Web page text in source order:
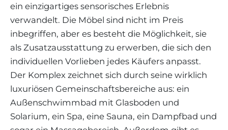
ein einzigartiges sensorisches Erlebnis
verwandelt. Die Möbel sind nicht im Preis
inbegriffen, aber es besteht die Möglichkeit, sie
als Zusatzausstattung zu erwerben, die sich den
individuellen Vorlieben jedes Käufers anpasst.
Der Komplex zeichnet sich durch seine wirklich
luxuriösen Gemeinschaftsbereiche aus: ein
Außenschwimmbad mit Glasboden und
Solarium, ein Spa, eine Sauna, ein Dampfbad und